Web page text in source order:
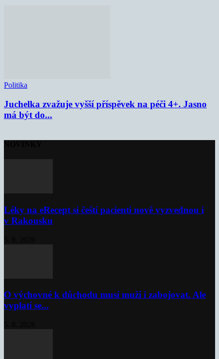
Politika
Juchelka zvažuje vyšší příspěvek na péči 4+. Jasno
má být do...
Léky na eRecept si čeští pacienti nově vyzvednou i
v Rakousku
O výchovné k důchodu musí muži i zabojovat. Ale
vyplatí se...